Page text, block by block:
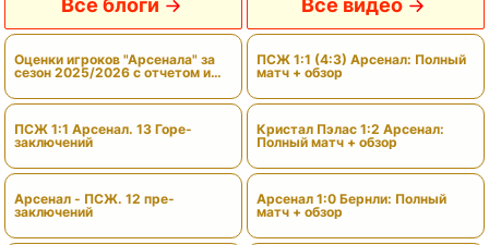
Все блоги
Оценки игроков "Арсенала" за
сезон 2025/2026 с отчетом и
ПСЖ 1:1 Арсенал. 13 Горе-
заключений
Арсенал - ПСЖ. 12 пре-
заключений
Все видео
ПСЖ 1:1 (4:3) Арсенал: Полный
матч + обзор
Кристал Пэлас 1:2 Арсенал:
Полный матч + обзор
Арсенал 1:0 Бернли: Полный
матч + обзор